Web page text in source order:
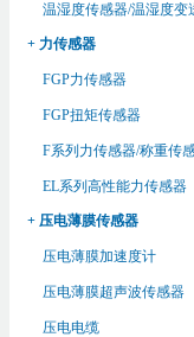
温湿度传感器/温湿度变
+ 力传感器
FGP力传感器
FGP扭矩传感器
F系列力传感器/称重传
EL系列高性能力传感器
+ 压电薄膜传感器
压电薄膜加速度计
压电薄膜超声波传感器
压电电缆